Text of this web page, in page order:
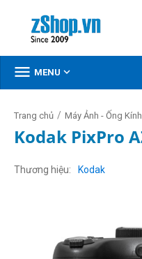
 MENU 
Trang chủ / Máy Ảnh - Ống Kính
Kodak PixPro
Thương hiệu Kodak